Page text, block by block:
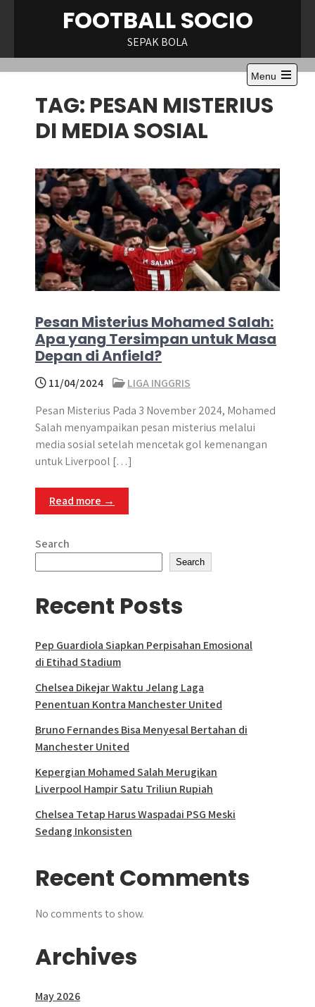
FOOTBALL SOCIO
SEPAK BOLA
Menu
Open
the
main
TAG: PESAN MISTERIUS
DI MEDIA SOSIAL
Pesan Misterius Mohamed Salah:
Apa yang Tersimpan untuk Masa
Depan di Anfield?
11/04/2024
LIGA INGGRIS
Pesan Misterius Pada 3 November 2024, Mohamed
Salah menyampaikan pesan misterius melalui
media sosial setelah mencetak gol kemenangan
untuk Liverpool […]
Read more →
Search
Search
Recent Posts
Pep Guardiola Siapkan Perpisahan Emosional
di Etihad Stadium
Chelsea Dikejar Waktu Jelang Laga
Penentuan Kontra Manchester United
Bruno Fernandes Bisa Menyesal Bertahan di
Manchester United
Kepergian Mohamed Salah Merugikan
Liverpool Hampir Satu Triliun Rupiah
Chelsea Tetap Harus Waspadai PSG Meski
Sedang Inkonsisten
Recent Comments
No comments to show.
Archives
May 2026